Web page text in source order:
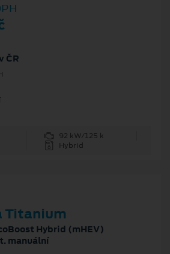
ČR
92 kW/125 k
Hybrid
Titanium
Hybrid (mHEV)
manuální